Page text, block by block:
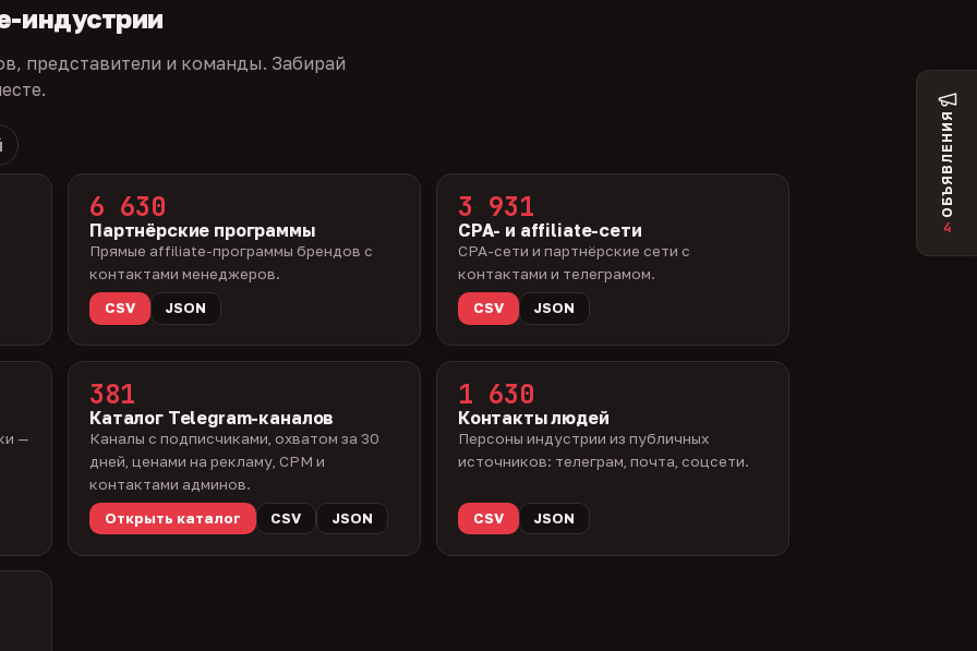
индустрии
представители и команды. Забирай
6 630
Партнёрские программы
Прямые affiliate-программы брендов с
контактами менеджеров.
CSV
JSON
3 931
CPA- и affiliate-сети
CPA-сети и партнёрские сети с
контактами и телеграмом.
CSV
JSON
—
381
Каталог Telegram-каналов
Каналы с подписчиками, охватом за 30
дней, ценами на рекламу, CPM и
контактами админов.
Открыть каталог
CSV JSON
1 630
Контакты людей
Персоны индустрии из публичных
источников: телеграм, почта, соцсети.
CSV JSON
ОБЪЯВЛЕНИЯ
4